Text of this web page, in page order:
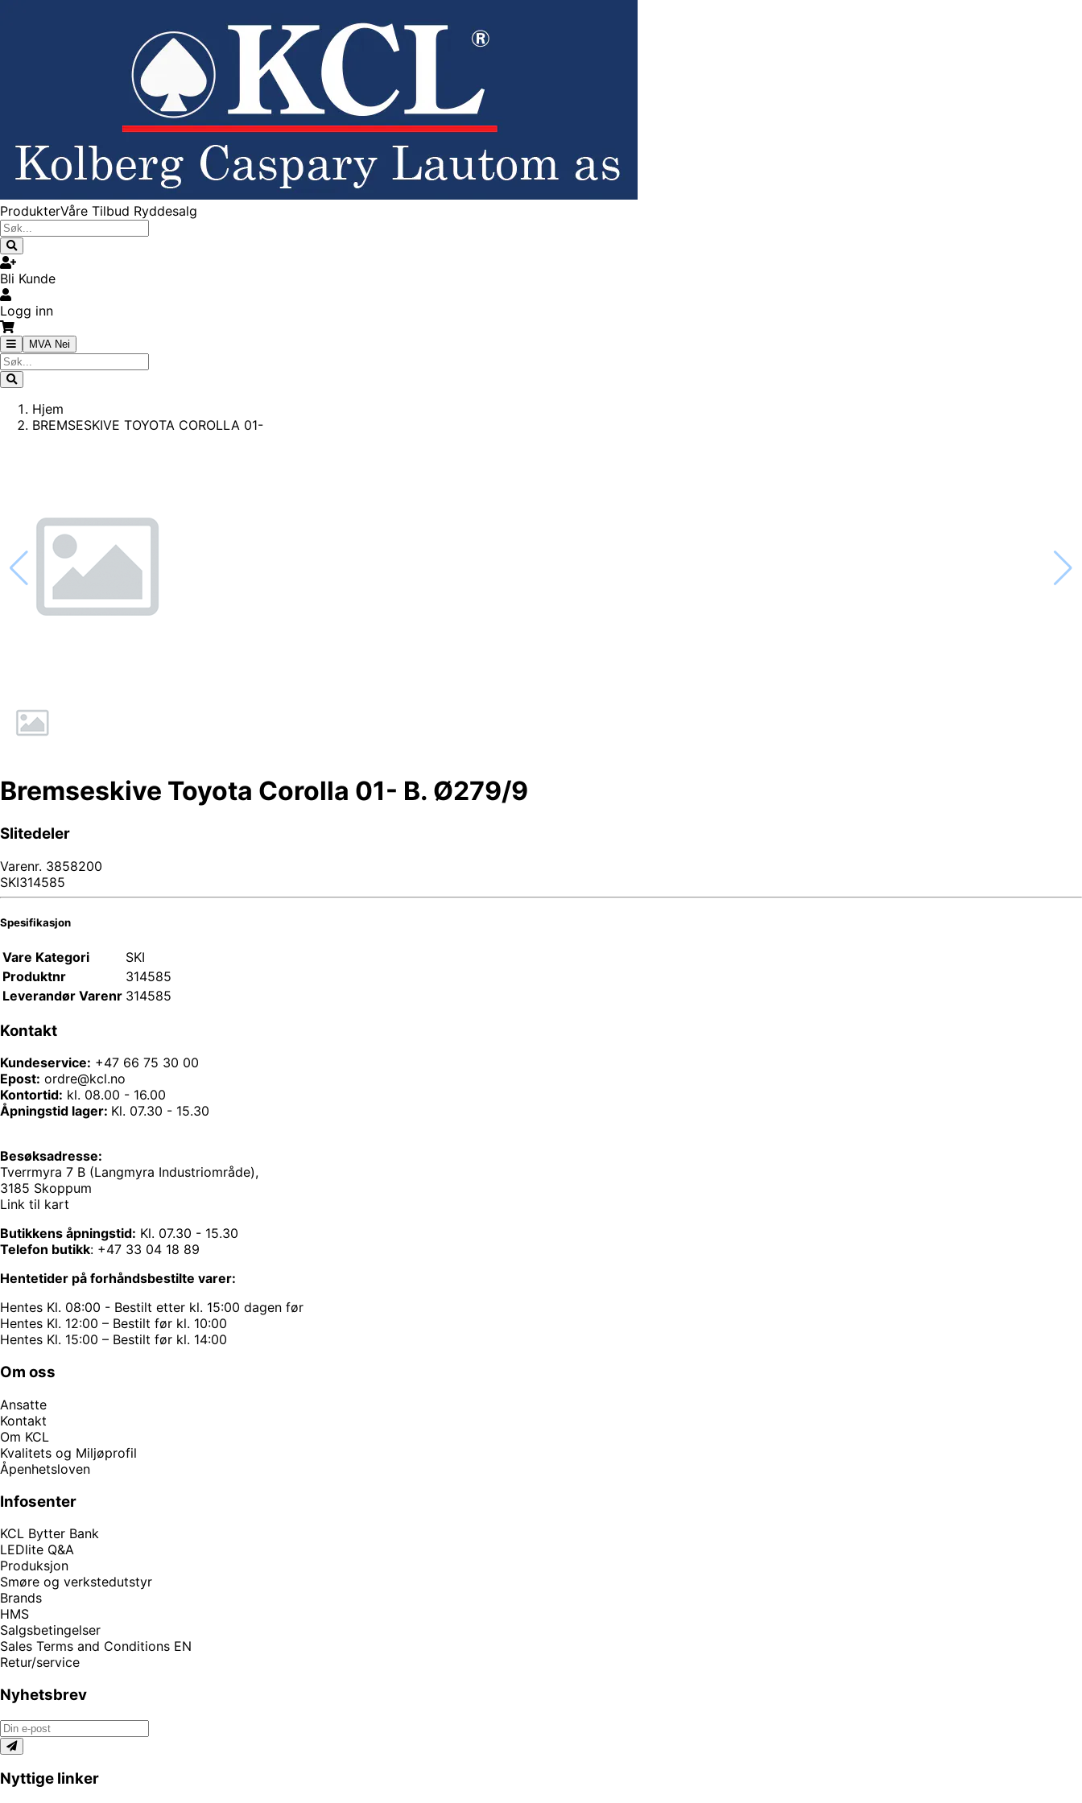
ProdukterVåre Tilbud Ryddesalg
Bli Kunde
Logg inn
MVA Nei
Hjem
BREMSESKIVE TOYOTA COROLLA 01-
Bremseskive Toyota Corolla 01- B. Ø279/9
Slitedeler
Varenr. 3858200
SKI314585
Spesifikasjon
Vare Kategori
SKI
Produktnr
314585
Leverandør Varenr 314585
Kontakt
Kundeservice: +47 66 75 30 00
Epost: ordre@kcl.no
Kontortid: kl. 08.00 - 16.00
Åpningstid lager: Kl. 07.30 - 15.30
Besøksadresse:
Tverrmyra 7 B (Langmyra Industriområde),
3185 Skoppum
Link til kart
Butikkens åpningstid: Kl. 07.30 - 15.30
Telefon butikk: +47 33 04 18 89
Hentetider på forhåndsbestilte varer:
Hentes Kl. 08:00 - Bestilt etter kl. 15:00 dagen før
Hentes Kl. 12:00 – Bestilt før kl. 10:00
Hentes Kl. 15:00 – Bestilt før kl. 14:00
Om oss
Ansatte
Kontakt
Om KCL
Kvalitets og Miljøprofil
Åpenhetsloven
Infosenter
KCL Bytter Bank
LEDlite Q&A
Produksjon
Smøre og verkstedutstyr
Brands
HMS
Salgsbetingelser
Sales Terms and Conditions EN
Retur/service
Nyhetsbrev
Nyttige linker